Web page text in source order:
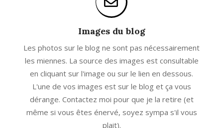
Images du blog
Les photos sur le blog ne sont pas nécessairement
les miennes. La source des images est consultable
en cliquant sur l'image ou sur le lien en dessous.
L'une de vos images est sur le blog et ça vous
dérange. Contactez moi pour que je la retire (et
même si vous êtes énervé, soyez sympa s'il vous
plait).